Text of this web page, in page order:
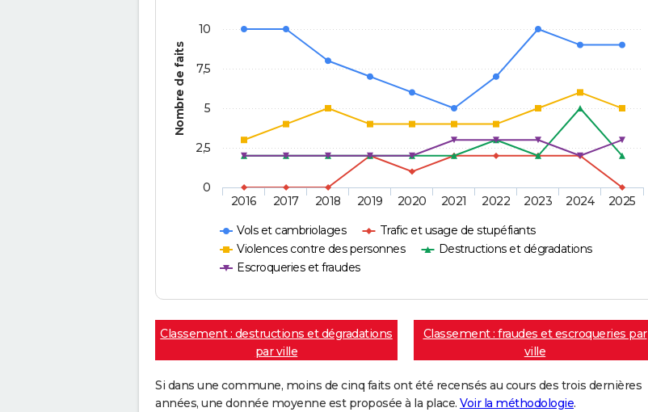
Nombre de faits
Vols et cambriolages
Trafic et usage de stupéfiants
Violences contre des personnes
Destructions et dégradations
Escroqueries et fraudes
2016 2017 2018 2019 2020 2021 2022 2023 2024 2025
0
2,5
5
7,5
10
Classement : destructions et dégradations
par ville
Classement : fraudes et escroqueries par
ville
Si dans une commune, moins de cinq faits ont été recensés au cours des trois dernières
années, une donnée moyenne est proposée à la place. Voir la méthodologie.